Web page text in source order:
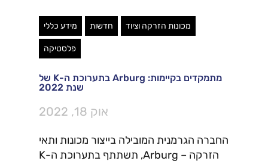
מכונות הזרקה וציוד חדשות מידע כללי
פלסטיקה
מתמקדים בקיימות: Arburg בתערוכת ה-K של
שנת 2022
אוק 18, 2022
החברה הגרמנית המובילה בייצור מכונות ותאי
הזרקה – Arburg, תשתתף בתערוכת ה-K